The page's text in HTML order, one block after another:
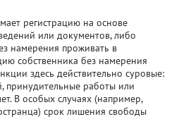
регистрацию на основе
или документов, либо
намерения проживать в
собственника без намерения
здесь действительно суровые:
принудительные работы или
В особых случаях (например,
срок лишения свободы